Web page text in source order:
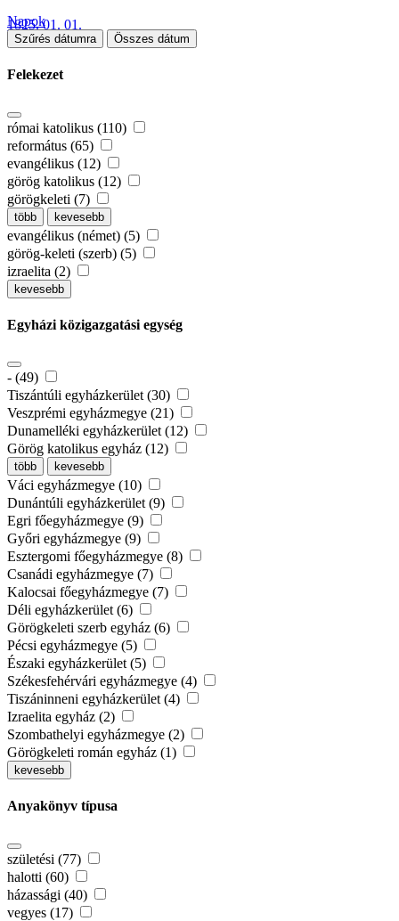
1825. 01. 01.
Napok
Szűrés dátumra Összes dátum
Felekezet
római katolikus (110)
református (65)
evangélikus (12)
görög katolikus (12)
görögkeleti (7)
több kevesebb
evangélikus (német) (5)
görög-keleti (szerb) (5)
izraelita (2)
kevesebb
Egyházi közigazgatási egység
- (49)
Tiszántúli egyházkerület (30)
Veszprémi egyházmegye (21)
Dunamelléki egyházkerület (12)
Görög katolikus egyház (12)
több kevesebb
Váci egyházmegye (10)
Dunántúli egyházkerület (9)
Egri főegyházmegye (9)
Győri egyházmegye (9)
Esztergomi főegyházmegye (8)
Csanádi egyházmegye (7)
Kalocsai főegyházmegye (7)
Déli egyházkerület (6)
Görögkeleti szerb egyház (6)
Pécsi egyházmegye (5)
Északi egyházkerület (5)
Székesfehérvári egyházmegye (4)
Tiszáninneni egyházkerület (4)
Izraelita egyház (2)
Szombathelyi egyházmegye (2)
Görögkeleti román egyház (1)
kevesebb
Anyakönyv típusa
születési (77)
halotti (60)
házassági (40)
vegyes (17)